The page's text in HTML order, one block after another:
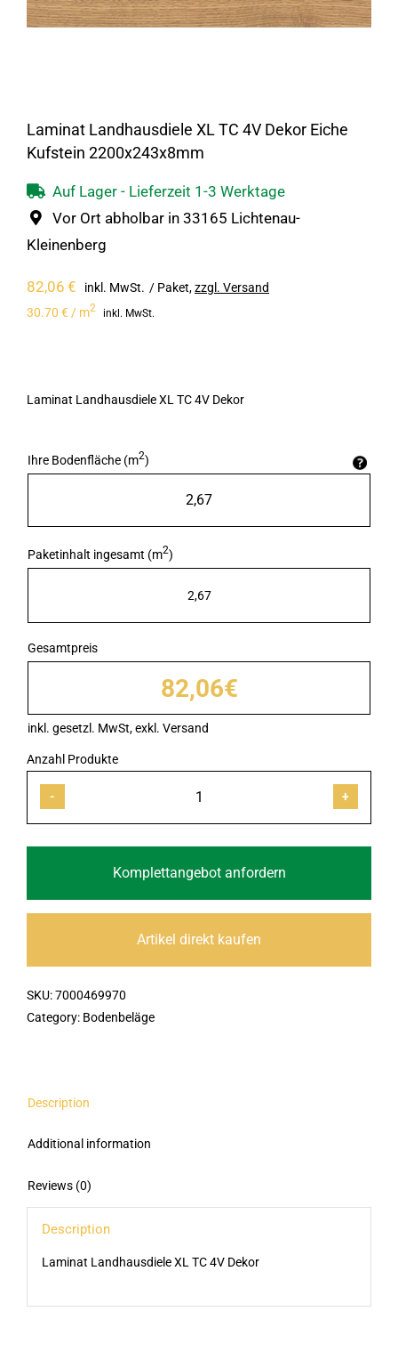
Laminat Landhausdiele XL TC 4V Dekor Eiche
Kufstein 2200x243x8mm
Auf Lager - Lieferzeit 1-3 Werktage
Vor Ort abholbar in 33165 Lichtenau-
Kleinenberg
82,06 € inkl. MwSt. / Paket,zzgl. Versand
30.70 € / m2 inkl. MwSt.
Laminat Landhausdiele XL TC 4V Dekor
Ihre Bodenfläche (m2)
Paketinhalt ingesamt (m2)
2,67
Gesamtpreis
82,06€
Landhausdiele
XL
TC
Eiche
Komplettangebot anfordern
Artikel direkt kaufen
SKU:7000469970
Category: Bodenbeläge
Description
Additional information
Reviews (0)
Description
Laminat Landhausdiele XL TC 4V Dekor